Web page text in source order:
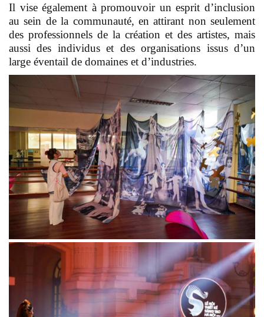
Il vise également à promouvoir un esprit d’inclusion
au sein de la communauté, en attirant non seulement
des professionnels de la création et des artistes, mais
aussi des individus et des organisations issus d’un
large éventail de domaines et d’industries.